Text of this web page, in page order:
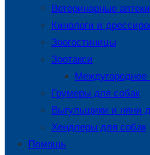
Ветеринарные аптеки
Кинологи и
Зоогостиницы
Зоотакси
Междугороднее
Грумеры для собак
Выгульщики и няни
Хендлеры для собак
Помощь